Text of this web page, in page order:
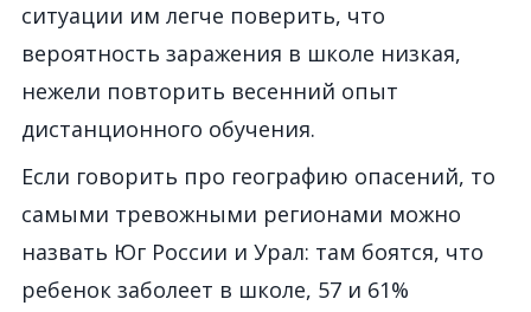
ситуации им легче поверить, что
вероятность заражения в школе низкая,
нежели повторить весенний опыт
дистанционного обучения.
Если говорить про географию опасений, то
самыми тревожными регионами можно
назвать Юг России и Урал: там боятся, что
ребенок заболеет в школе, 57 и 61%